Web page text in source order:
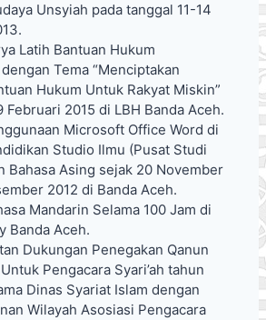
Unsyiah pada tanggal 11-14
Latih Bantuan Hukum
Tema “Menciptakan
Hukum Untuk Rakyat Miskin”
Februari 2015 di LBH Banda Aceh.
Microsoft Office Word di
Studio Ilmu (Pusat Studi
Bahasa Asing sejak 20 November
2012 di Banda Aceh.
Mandarin Selama 100 Jam di
Banda Aceh.
Dukungan Penegakan Qanun
Pengacara Syari’ah tahun
Dinas Syariat Islam dengan
Wilayah Asosiasi Pengacara